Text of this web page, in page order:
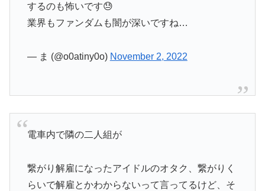
するのも怖いです😓
業界もファンダムも闇が深いですね…
— ま (@o0atiny0o) November 2, 2022
電車内で隣の二人組が
繋がり解雇になったアイドルのオタク、繋がりく
らいで解雇とかわからないって言ってるけど、そ